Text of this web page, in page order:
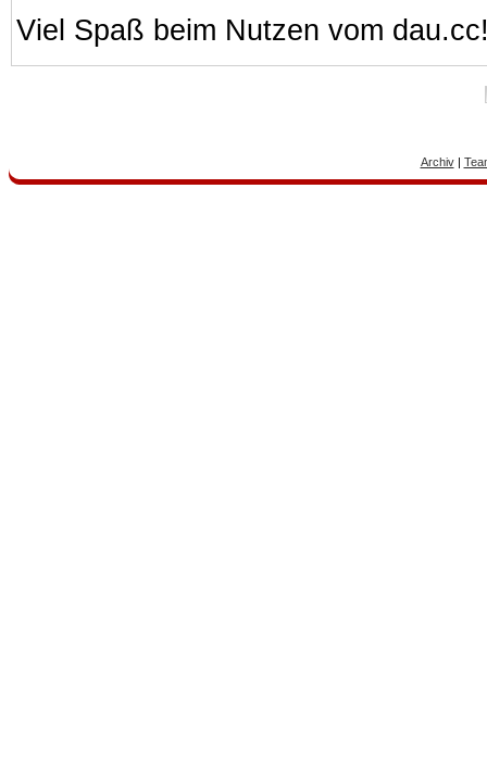
Viel Spaß beim Nutzen vom
Archiv|